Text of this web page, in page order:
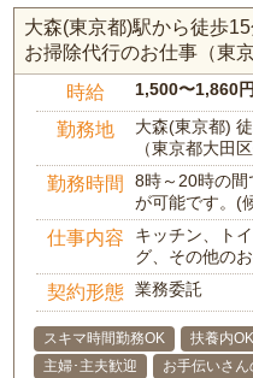
大森(東京都)駅から徒歩
お掃除代行のお仕事（東
時給 1,500〜1,860円
勤務地
大森(東京都)
（東京都大田
勤務時間
8時～20時の間
が可能です。(
仕事内容
キッチン、ト
グ、その他の
契約形態 業務委託
スキマ時間勤務OK 扶養内OK
主婦･主夫歓迎
お手伝いさん